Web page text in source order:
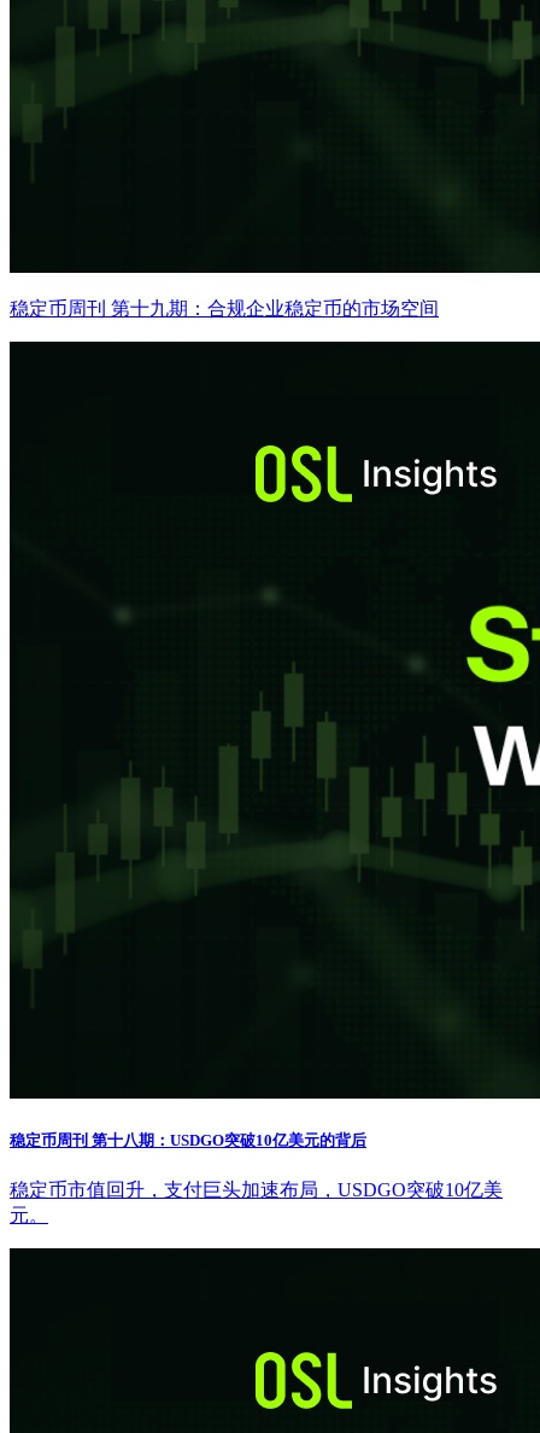
稳定币周刊 第十九期：合规企业稳定币的市场空间
稳定币周刊 第十八期：USDGO突破10亿美元的背后
稳定币市值回升，支付巨头加速布局，USDGO突破10亿美
元。